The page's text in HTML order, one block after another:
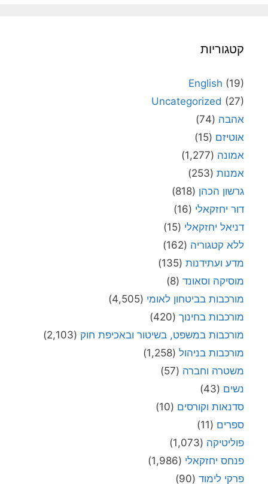
קטגוריות
English (19)
Uncategorized (27)
אהבה (74)
אוטיזם (15)
אמונה (1,277)
אמנות (253)
גרשון הכהן (818)
דור יחזקאלי (16)
דניאל יחזקאלי (15)
ללא קטגוריה (162)
מדע ועתידנות (135)
מוסיקה וסאונד (8)
מורכבות בביטחון לאומי (4,505)
מורכבות בחינוך (420)
מורכבות במשפט, בשיטור ובאכיפת חוק (2,103)
מורכבות בניהול (1,258)
משטרה וחברה (57)
נשים (43)
סדנאות וקורסים (10)
ספרים (11)
פוליטיקה (1,073)
פנחס יחזקאלי (1,986)
פרקי לימוד (90)